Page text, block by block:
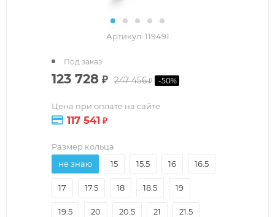
Артикул: 119491
123 728 ₽ 247 456₽ -50%
Цена при оплате на сайте
117 541 ₽
Под заказ
Размер кольца
не знаю
15 15.5 16 16.5
17 17.5 18 18.5 19
19.5 20 20.5 21 21.5